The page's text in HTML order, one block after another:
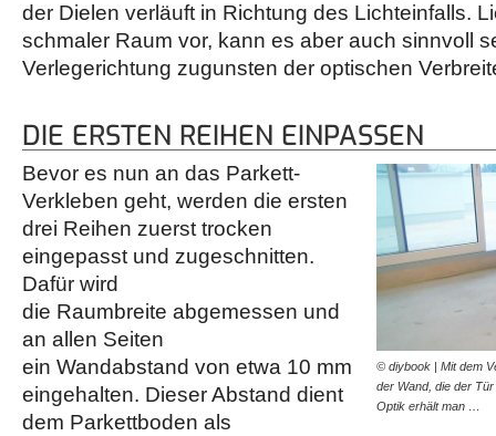
der Dielen verläuft in Richtung des Lichteinfalls.
schmaler Raum vor, kann es aber auch sinnvoll
Verlegerichtung zugunsten der optischen
DIE ERSTEN REIHEN EINPASSEN
© diybook | Mit dem
der Wand, die der
Optik erhält man …
Bevor es nun an das Parkett-
Verkleben geht, werden die ersten
drei Reihen zuerst trocken
eingepasst und zugeschnitten.
Dafür wird
die Raumbreite abgemessen und
an allen Seiten
ein Wandabstand von etwa 10 mm
eingehalten. Dieser Abstand dient
dem Parkettboden als